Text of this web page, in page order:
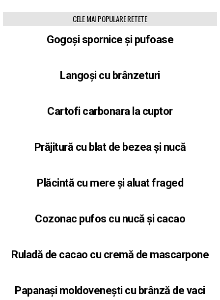
CELE MAI POPULARE RETETE
Gogoși spornice și pufoase
Langoși cu brânzeturi
Cartofi carbonara la cuptor
Prăjitură cu blat de bezea și nucă
Plăcintă cu mere și aluat fraged
Cozonac pufos cu nucă și cacao
Ruladă de cacao cu cremă de mascarpone
Papanași moldovenești cu brânză de vaci